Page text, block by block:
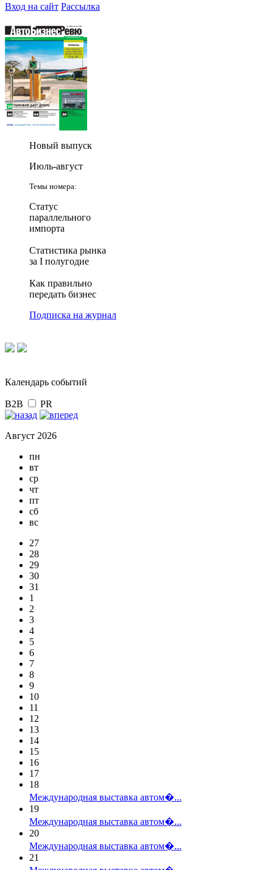
Вход на сайт Рассылка
Новый выпуск
Июль-август
Темы номера:
Статус
параллельного
импорта
Статистика рынка
за I полугодие
Как правильно
передать бизнес
Подписка на журнал
Календарь событий
B2B PR
Август 2026
пн
вт
ср
чт
пт
сб
вс
27
28
29
30
31
1
2
3
4
5
6
7
8
9
10
11
12
13
14
15
16
17
18
Международная выставка автом�...
19
Международная выставка автом�...
20
Международная выставка автом�...
21